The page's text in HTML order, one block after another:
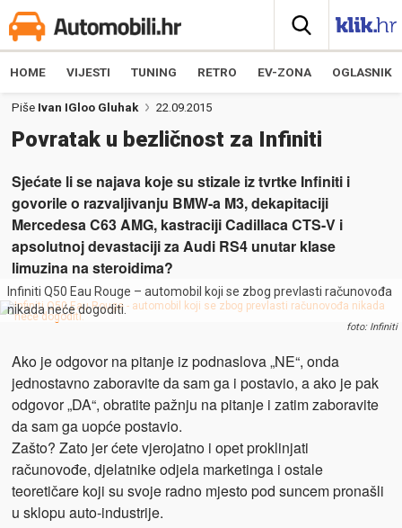
HOME VIJESTI TUNING RETRO EV-ZONA OGLASNIK
Piše Ivan IGloo Gluhak 22.09.2015
Povratak u bezličnost za Infiniti
Sjećate li se najava koje su stizale iz tvrtke Infiniti i
govorile o razvaljivanju BMW-a M3, dekapitaciji
Mercedesa C63 AMG, kastraciji Cadillaca CTS-V i
apsolutnoj devastaciji za Audi RS4 unutar klase
limuzina na steroidima?
Infiniti Q50 Eau Rouge – automobil koji se zbog prevlasti računovođa
nikada neće dogoditi.
foto: Infiniti
Ako je odgovor na pitanje iz podnaslova „NE“, onda
jednostavno zaboravite da sam ga i postavio, a ako je pak
odgovor „DA“, obratite pažnju na pitanje i zatim zaboravite
da sam ga uopće postavio.
Zašto? Zato jer ćete vjerojatno i opet proklinjati
računovođe, djelatnike odjela marketinga i ostale
teoretičare koji su svoje radno mjesto pod suncem pronašli
u sklopu auto-industrije.